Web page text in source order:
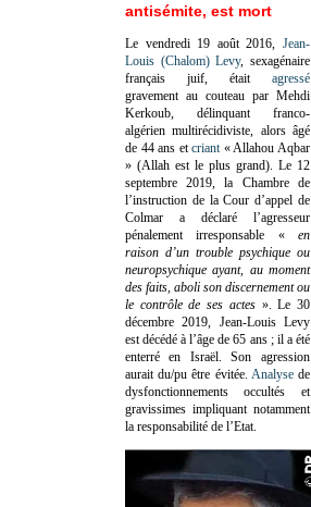
antisémite, est mort
Le vendredi 19 août 2016, Jean-
Louis (Chalom) Levy, sexagénaire
français juif, était agressé
gravement au couteau par Mehdi
Kerkoub, délinquant franco-
algérien multirécidiviste, alors âgé
de 44 ans etcriant « Allahou Aqbar
» (Allah est le plus grand). Le 12
septembre 2019, la Chambre de
l’instruction de la Cour d’appel de
Colmar a déclaré l’agresseur
pénalement irresponsable «en
raison d’un trouble psychique ou
neuropsychique ayant, au moment
des faits, aboli son discernement ou
le contrôle de ses actes». Le 30
décembre 2019, Jean-Louis Levy
est décédé à l’âge de 65 ans ; il a été
enterré en Israël. Son agression
aurait du/pu être évitée. Analysede
dysfonctionnements occultés et
gravissimes impliquant notamment
la responsabilité de l’Etat.